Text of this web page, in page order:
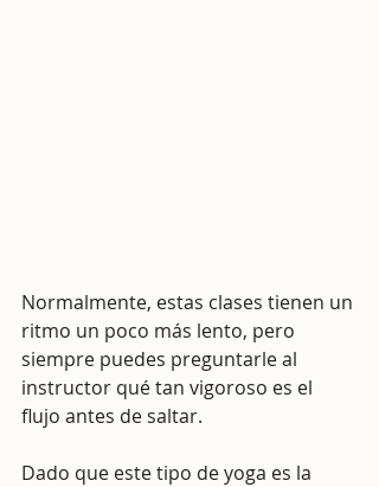
Normalmente, estas clases tienen un
ritmo un poco más lento, pero
siempre puedes preguntarle al
instructor qué tan vigoroso es el
flujo antes de saltar.
Dado que este tipo de yoga es la